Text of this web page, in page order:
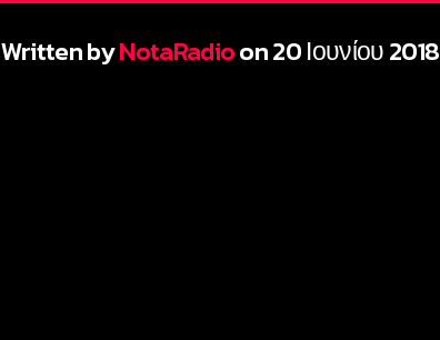
Written byNotaRadioon 20 Ιουνίου 2018